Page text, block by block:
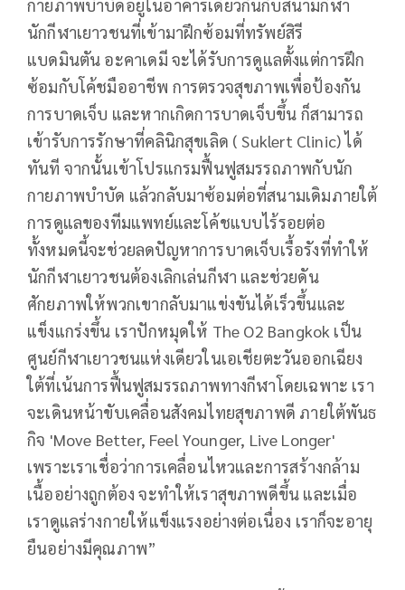
กายภาพบำบัดอยู่ในอาคารเดียวกันกับสนามกีฬา
นักกีฬาเยาวชนที่เข้ามาฝึกซ้อมที่ทรัพย์สิรี
แบดมินตัน อะคาเดมี จะได้รับการดูแลตั้งแต่การฝึก
ซ้อมกับโค้ชมืออาชีพ การตรวจสุขภาพเพื่อป้องกัน
การบาดเจ็บ และหากเกิดการบาดเจ็บขึ้น ก็สามารถ
เข้ารับการรักษาที่คลินิกสุขเลิด ( Suklert Clinic) ได้
ทันที จากนั้นเข้าโปรแกรมฟื้นฟูสมรรถภาพกับนัก
กายภาพบำบัด แล้วกลับมาซ้อมต่อที่สนามเดิมภายใต้
การดูแลของทีมแพทย์และโค้ชแบบไร้รอยต่อ
ทั้งหมดนี้จะช่วยลดปัญหาการบาดเจ็บเรื้อรังที่ทำให้
นักกีฬาเยาวชนต้องเลิกเล่นกีฬา และช่วยดัน
ศักยภาพให้พวกเขากลับมาแข่งขันได้เร็วขึ้นและ
แข็งแกร่งขึ้น เราปักหมุดให้ The O2 Bangkok เป็น
ศูนย์กีฬาเยาวชนแห่งเดียวในเอเชียตะวันออกเฉียง
ใต้ที่เน้นการฟื้นฟูสมรรถภาพทางกีฬาโดยเฉพาะ เรา
จะเดินหน้าขับเคลื่อนสังคมไทยสุขภาพดี ภายใต้พันธ
กิจ 'Move Better, Feel Younger, Live Longer'
เพราะเราเชื่อว่าการเคลื่อนไหวและการสร้างกล้าม
เนื้ออย่างถูกต้อง จะทำให้เราสุขภาพดีขึ้น และเมื่อ
เราดูแลร่างกายให้แข็งแรงอย่างต่อเนื่อง เราก็จะอายุ
ยืนอย่างมีคุณภาพ”